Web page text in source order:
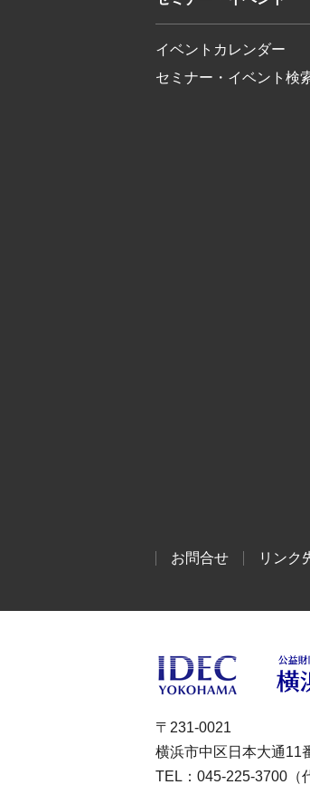
イベントカレンダー
セミナー・イベント検
お問合せ リンク
〒231-0021
横浜市中区日本大通11
TEL：045-225-3700（